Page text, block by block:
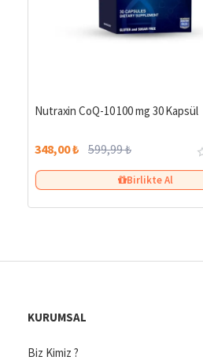
Nutraxin CoQ-10 100 mg 30 Kapsül
348,00 ₺ 599,99 ₺
Birlikte Al
KURUMSAL
Biz Kimiz ?